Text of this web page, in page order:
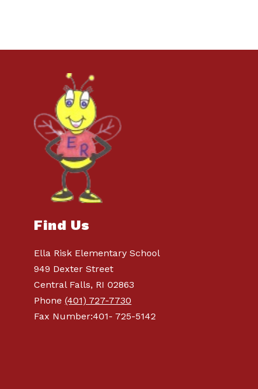
Find Us
Ella Risk Elementary School
949 Dexter Street
Central Falls, RI 02863
Phone(401) 727-7730
Fax Number:401- 725-5142